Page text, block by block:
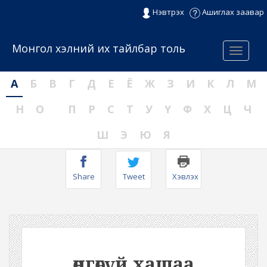
Нэвтрэх Ашиглах заавар
Menu
Монгол хэлний их тайлбар толь
А Б В Г Д Е Ё Ж З И К Л
М
Н
О П Р С Т У Ү Ф Х Ц
Ч
Ш
Э Ю Я
Share Tweet Хэвлэх